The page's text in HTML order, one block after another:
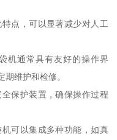
点，可以显著减少对人工
机通常具有友好的操作界
维护和检修。
保护装置，确保操作过程
可以集成多种功能，如真